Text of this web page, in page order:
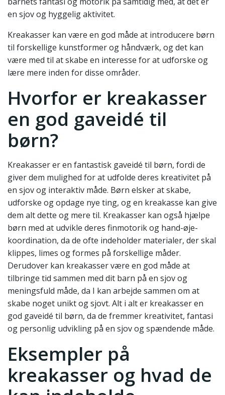
en sjov og hyggelig aktivitet.
Kreakasser kan være en god måde at introducere børn
til forskellige kunstformer og håndværk, og det kan
være med til at skabe en interesse for at udforske og
lære mere inden for disse områder.
Hvorfor er kreakasser
en god gaveidé til
børn?
Kreakasser er en fantastisk gaveidé til børn, fordi de
giver dem mulighed for at udfolde deres kreativitet på
en sjov og interaktiv måde. Børn elsker at skabe,
udforske og opdage nye ting, og en kreakasse kan give
dem alt dette og mere til. Kreakasser kan også hjælpe
børn med at udvikle deres finmotorik og hand-øje-
koordination, da de ofte indeholder materialer, der skal
klippes, limes og formes på forskellige måder.
Derudover kan kreakasser være en god måde at
tilbringe tid sammen med dit barn på en sjov og
meningsfuld måde, da I kan arbejde sammen om at
skabe noget unikt og sjovt. Alt i alt er kreakasser en
god gaveidé til børn, da de fremmer kreativitet, fantasi
og personlig udvikling på en sjov og spændende måde.
Eksempler på
kreakasser og hvad de